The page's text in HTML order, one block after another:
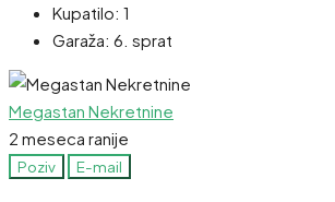
Kupatilo: 1
Garaža: 6. sprat
Megastan Nekretnine
2 meseca ranije
Poziv E-mail